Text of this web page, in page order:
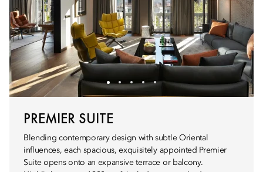
PREMIER SUITE
Blending contemporary design with subtle Oriental
influences, each spacious, exquisitely appointed Premier
Suite opens onto an expansive terrace or balcony.